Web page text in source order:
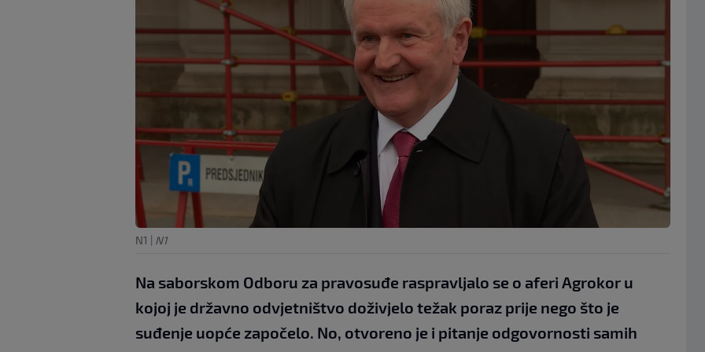
N1 | N1
Na saborskom Odboru za pravosuđe raspravljalo se o aferi Agrokor u
kojoj je državno odvjetništvo doživjelo težak poraz prije nego što je
suđenje uopće započelo. No, otvoreno je i pitanje odgovornosti samih